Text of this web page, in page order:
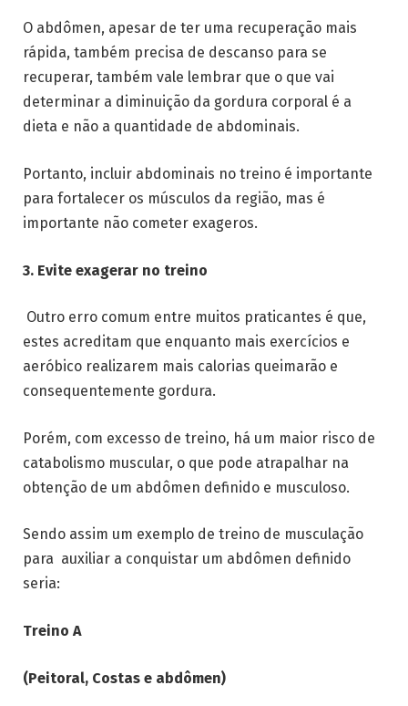
O abdômen, apesar de ter uma recuperação mais
rápida, também precisa de descanso para se
recuperar, também vale lembrar que o que vai
determinar a diminuição da gordura corporal é a
dieta e não a quantidade de abdominais.
Portanto, incluir abdominais no treino é importante
para fortalecer os músculos da região, mas é
importante não cometer exageros.
3. Evite exagerar no treino
Outro erro comum entre muitos praticantes é que,
estes acreditam que enquanto mais exercícios e
aeróbico realizarem mais calorias queimarão e
consequentemente gordura.
Porém, com excesso de treino, há um maior risco de
catabolismo muscular, o que pode atrapalhar na
obtenção de um abdômen definido e musculoso.
Sendo assim um exemplo de treino de musculação
para auxiliar a conquistar um abdômen definido
seria:
Treino A
(Peitoral, Costas e abdômen)